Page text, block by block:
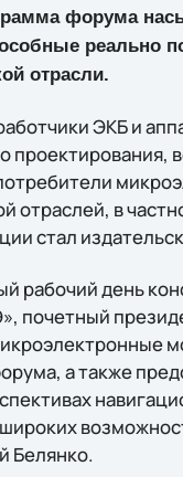
форума
реально
отрасли.
ЭКБ и
проектирования,
в
стал
рабочий день
почетный
а также
Белянко.